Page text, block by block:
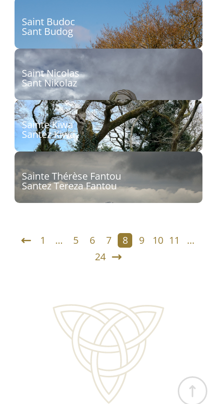
Découvrir
Saint Budoc
Sant Budog
Sculpteurs : Jazon Sibellas O’Neill, Lonan
Sibellas O’Neill
Saint Nicolas
Sant Nikolaz
Sculpteur : Lucille Leroy
Découvrir
Sainte Kiwa
Santez Kiwa
Sculpteur : Vincent Lemaçon
Découvrir
Sainte Thérèse Fantou
Santez Tereza Fantou
Sculpteur : Seenu Shanmugam
1 … 5 6 7 8 9 10 11
…
24